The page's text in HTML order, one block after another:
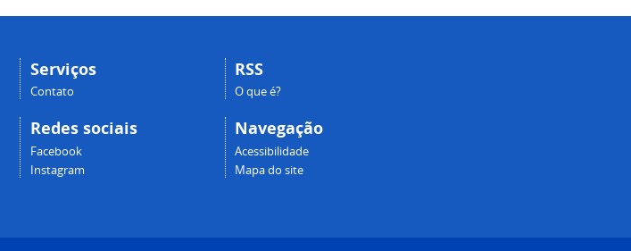
Serviços
Contato
Redes sociais
Facebook
Instagram
RSS
O que é?
Navegação
Acessibilidade
Mapa do site